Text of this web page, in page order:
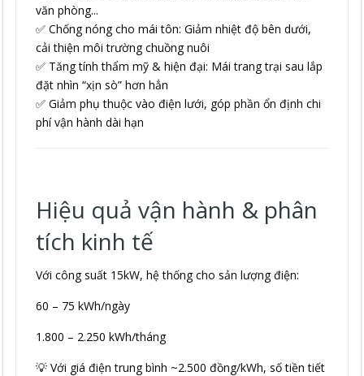
văn phòng...
✅ Chống nóng cho mái tôn: Giảm nhiệt độ bên dưới,
cải thiện môi trường chuồng nuôi
✅ Tăng tính thẩm mỹ & hiện đại: Mái trang trại sau lắp
đặt nhìn “xịn sò” hơn hẳn
✅ Giảm phụ thuộc vào điện lưới, góp phần ổn định chi
phí vận hành dài hạn
Hiệu quả vận hành & phân
tích kinh tế
Với công suất 15kW, hệ thống cho sản lượng điện:
60 – 75 kWh/ngày
1.800 – 2.250 kWh/tháng
💡 Với giá điện trung bình ~2.500 đồng/kWh, số tiền tiết